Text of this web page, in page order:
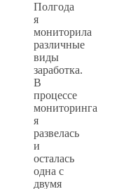
Полгода
я
мониторила
различные
виды
заработка.
В
процессе
мониторинга
я
развелась
и
осталась
одна с
двумя